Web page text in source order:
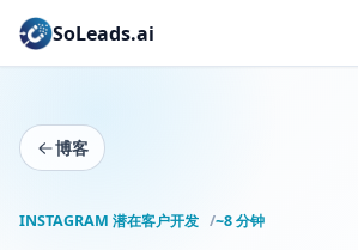
SoLeads.ai
博客
INSTAGRAM 潜在客户开发 ~8 分钟